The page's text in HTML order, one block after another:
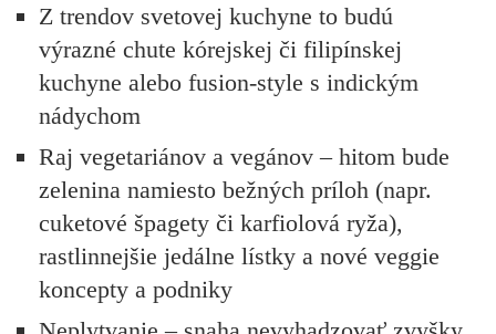
Z trendov svetovej kuchyne to budú
výrazné chute kórejskej či filipínskej
kuchyne alebo fusion-style s indickým
nádychom
Raj vegetariánov a vegánov – hitom bude
zelenina namiesto bežných príloh (napr.
cuketové špagety či karfiolová ryža),
rastlinnejšie jedálne lístky a nové veggie
koncepty a podniky